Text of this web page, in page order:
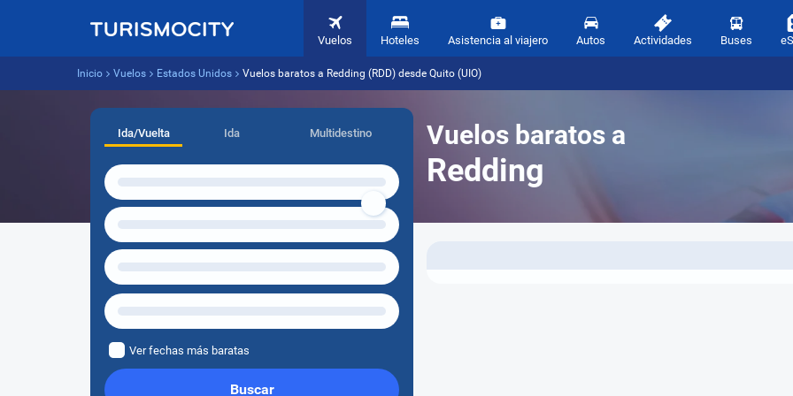
Vuelos Hoteles Asistencia al viajero Autos Actividades Buses
Inicio Vuelos Estados Unidos Vuelos baratos a Redding (RDD) desde Quito (UIO)
Vuelos baratos a
Redding
Ida/Vuelta Ida Multidestino
Ver fechas más baratas
Buscar